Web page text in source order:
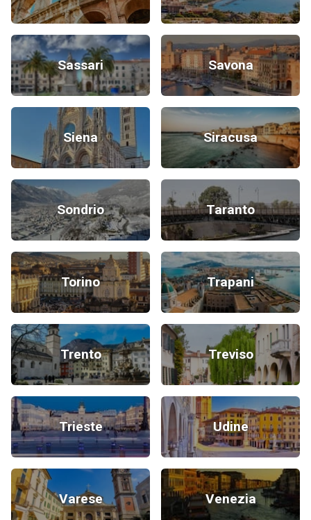
Sassari Savona
Siena Siracusa
Sondrio Taranto
Torino Trapani
Trento Treviso
Trieste Udine
Varese Venezia